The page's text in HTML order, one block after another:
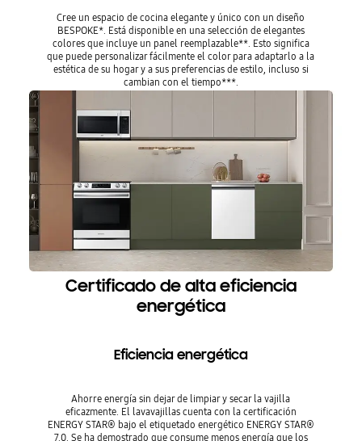
Cree un espacio de cocina elegante y único con un diseño
BESPOKE*. Está disponible en una selección de elegantes
colores que incluye un panel reemplazable**. Esto significa
que puede personalizar fácilmente el color para adaptarlo a la
estética de su hogar y a sus preferencias de estilo, incluso si
cambian con el tiempo***.
Certificado de alta eficiencia
energética
Eficiencia energética
Ahorre energía sin dejar de limpiar y secar la vajilla
eficazmente. El lavavajillas cuenta con la certificación
ENERGY STAR® bajo el etiquetado energético ENERGY STAR®
7.0. Se ha demostrado que consume menos energía que los